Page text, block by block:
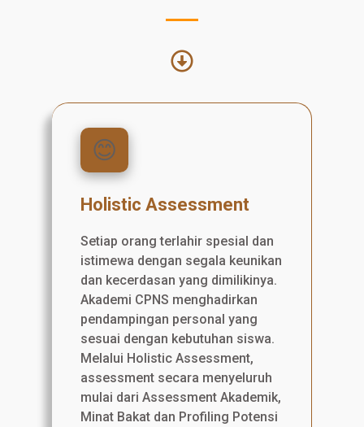
😊
Holistic Assessment
Setiap orang terlahir spesial dan
istimewa dengan segala keunikan
dan kecerdasan yang dimilikinya.
Akademi CPNS menghadirkan
pendampingan personal yang
sesuai dengan kebutuhan siswa.
Melalui Holistic Assessment,
assessment secara menyeluruh
mulai dari Assessment Akademik,
Minat Bakat dan Profiling Potensi